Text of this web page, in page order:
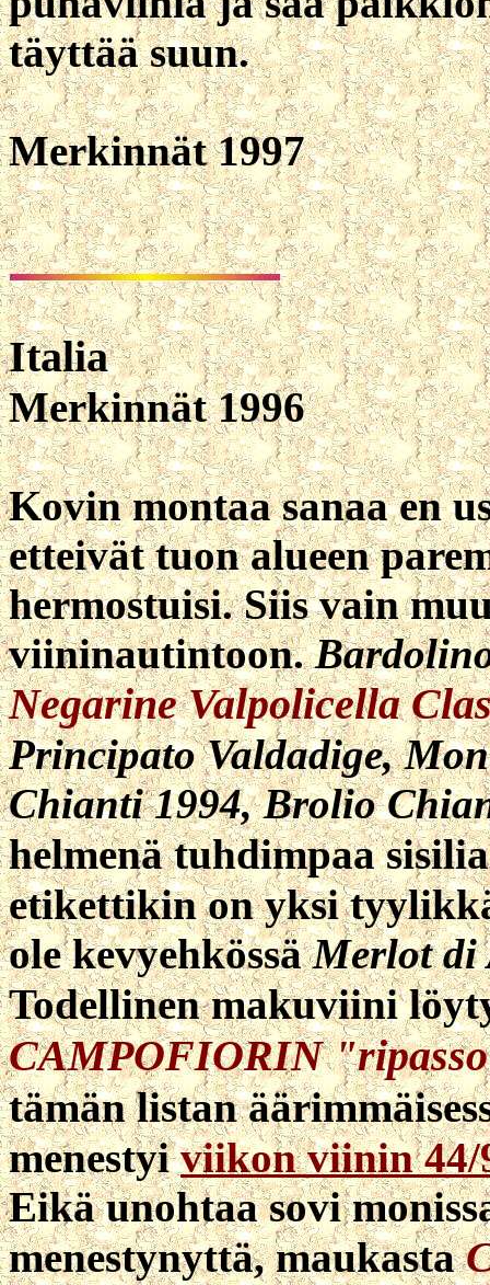
täyttää suun.
Merkinnät 1997
Italia
Merkinnät 1996
Kovin montaa sanaa en
etteivät tuon alueen
hermostuisi. Siis vain
viininautintoon.
Negarine Valpolicella
Principato Valdadige,
Chianti 1994, Brolio
helmenä tuhdimpaa
etikettikin on yksi
ole kevyehkössäMerlot
Todellinen makuviini
CAMPOFIORIN
tämän listan
menestyiviikon viinin 44/
Eikä unohtaa sovi
menestynyttä, maukasta